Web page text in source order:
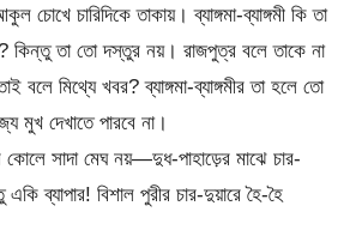
চোখে চারিদিকে তাকায়। ব্যাঙ্গমা-ব্যাঙ্গমী কি তা
কিন্তু তা তো দস্তুর নয়। রাজপুত্র বলে তাকে না
বলে মিথ্যে খবর? ব্যাঙ্গমা-ব্যাঙ্গমীর তা হলে তো
মুখ দেখাতে পারবে না।
সাদা মেঘ নয়—দুধ-পাহাড়ের মাঝে চার-
ব্যাপার! বিশাল পুরীর চার-দুয়ারে হৈ-হৈ